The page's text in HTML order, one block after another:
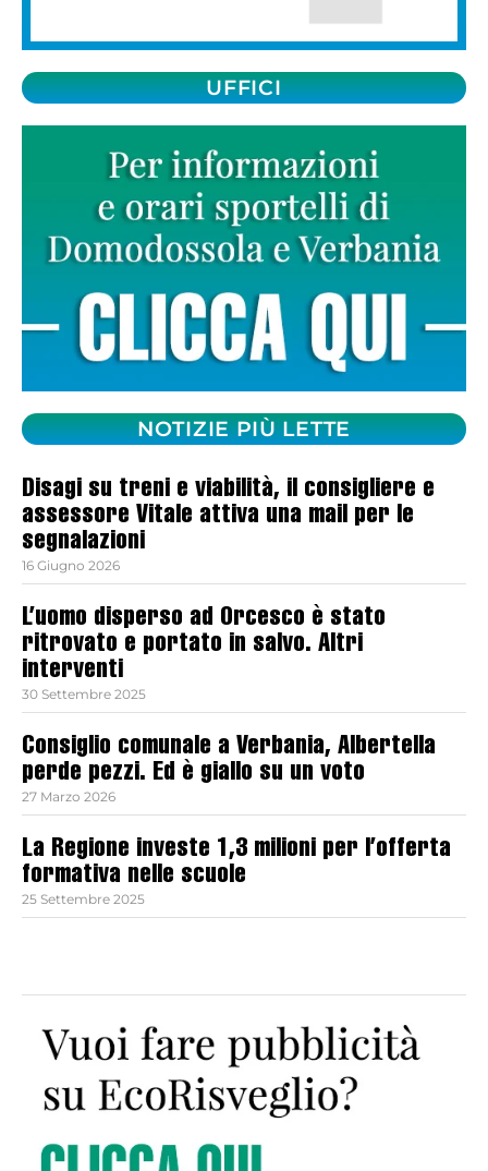
UFFICI
NOTIZIE PIÙ LETTE
Disagi su treni e viabilità, il consigliere e
assessore Vitale attiva una mail per le
segnalazioni
16 Giugno 2026
L’uomo disperso ad Orcesco è stato
ritrovato e portato in salvo. Altri
interventi
30 Settembre 2025
Consiglio comunale a Verbania, Albertella
perde pezzi. Ed è giallo su un voto
27 Marzo 2026
La Regione investe 1,3 milioni per l’offerta
formativa nelle scuole
25 Settembre 2025